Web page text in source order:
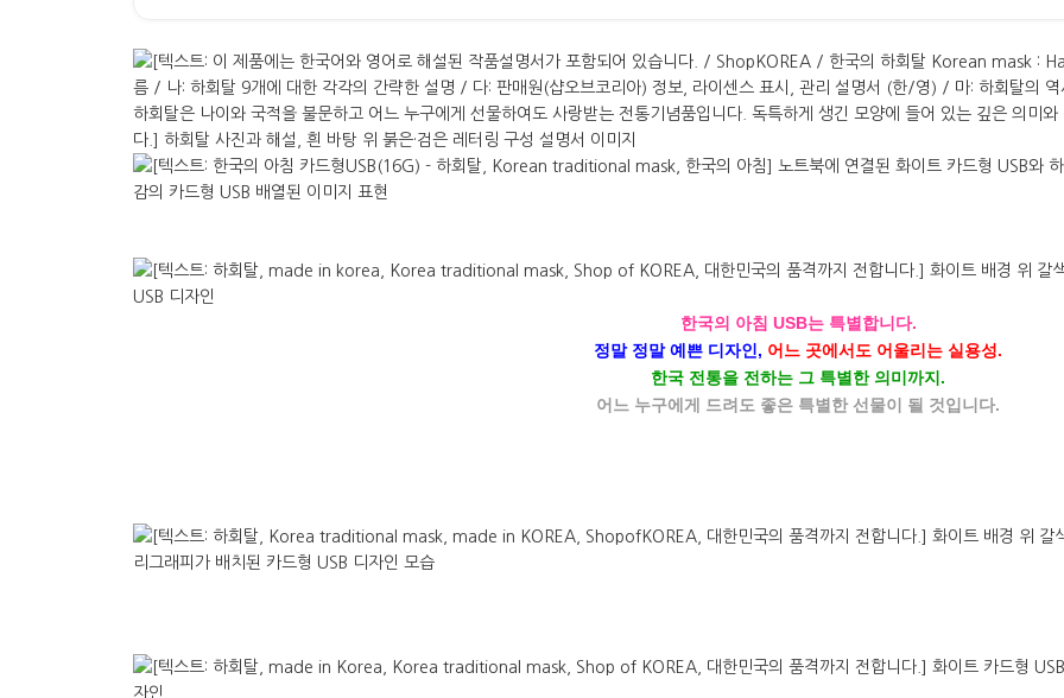
한국의 아침 USB는 특별합니다.
정말 정말 예쁜 디자인, 어느 곳에서도 어울리는 실용성.
한국 전통을 전하는 그 특별한 의미까지.
어느 누구에게 드려도 좋은 특별한 선물이 될 것입니다.